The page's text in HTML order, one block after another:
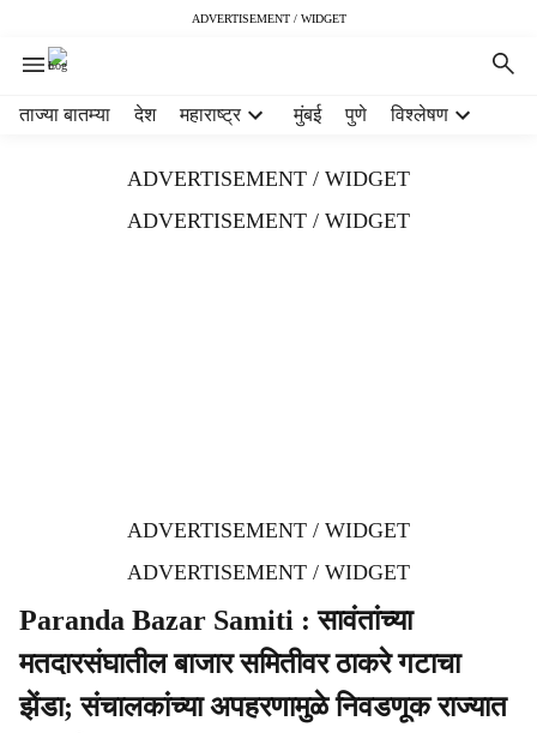
ADVERTISEMENT / WIDGET
ताज्या बातम्या देश महाराष्ट्र मुंबई पुणे विश्लेषण
ADVERTISEMENT / WIDGET
ADVERTISEMENT / WIDGET
ADVERTISEMENT / WIDGET
ADVERTISEMENT / WIDGET
Paranda Bazar Samiti : सावंतांच्या
मतदारसंघातील बाजार समितीवर ठाकरे गटाचा
झेंडा; संचालकांच्या अपहरणामुळे निवडणूक राज्यात